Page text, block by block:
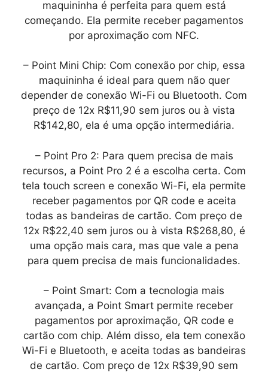
maquininha é perfeita para quem está
começando. Ela permite receber pagamentos
por aproximação com NFC.
– Point Mini Chip: Com conexão por chip, essa
maquininha é ideal para quem não quer
depender de conexão Wi-Fi ou Bluetooth. Com
preço de 12x R$11,90 sem juros ou à vista
R$142,80, ela é uma opção intermediária.
– Point Pro 2: Para quem precisa de mais
recursos, a Point Pro 2 é a escolha certa. Com
tela touch screen e conexão Wi-Fi, ela permite
receber pagamentos por QR code e aceita
todas as bandeiras de cartão. Com preço de
12x R$22,40 sem juros ou à vista R$268,80, é
uma opção mais cara, mas que vale a pena
para quem precisa de mais funcionalidades.
– Point Smart: Com a tecnologia mais
avançada, a Point Smart permite receber
pagamentos por aproximação, QR code e
cartão com chip. Além disso, ela tem conexão
Wi-Fi e Bluetooth, e aceita todas as bandeiras
de cartão. Com preço de 12x R$39,90 sem